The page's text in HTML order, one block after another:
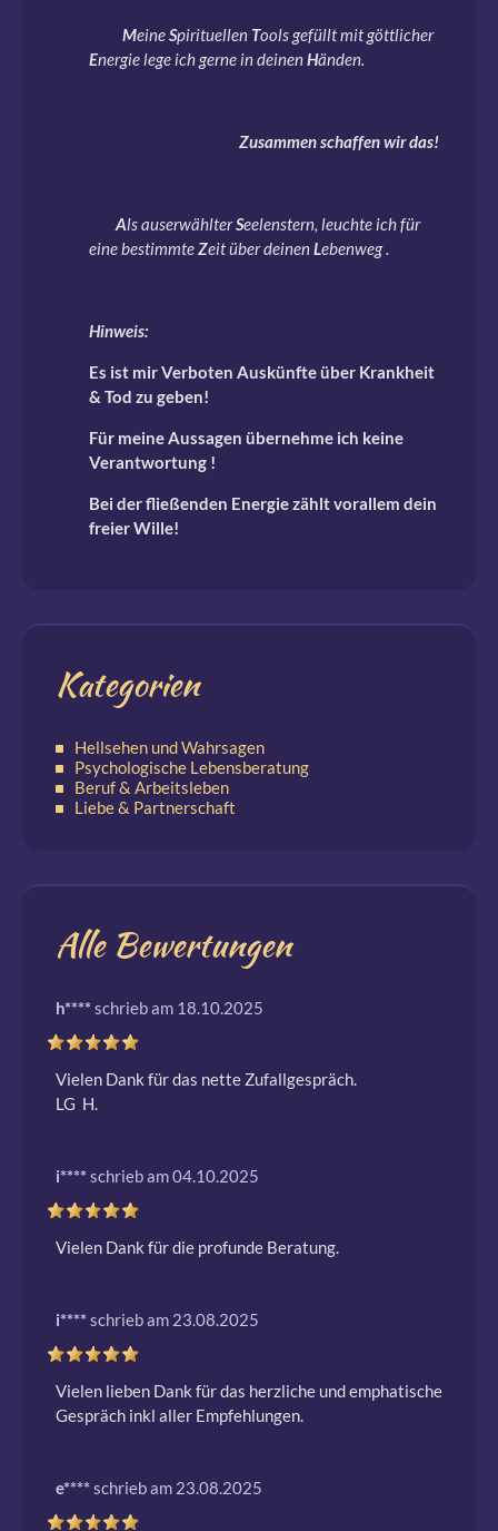
MeineSpirituellen Tools gefüllt mit göttlicher
Energie lege ich gerne in deinenHänden.
Zusammen schaffen wir das!
Als auserwählterSeelenstern, leuchte ich für
eine bestimmteZeit über deinenLebenweg .
Hinweis:
Es ist mir Verboten Auskünfte über Krankheit
& Tod zu geben!
Für meine Aussagen übernehme ich keine
Verantwortung !
Bei der fließenden Energie zählt vorallem dein
freier Wille!
Kategorien
Hellsehen und Wahrsagen
Psychologische Lebensberatung
Beruf & Arbeitsleben
Liebe & Partnerschaft
Alle Bewertungen
h****schrieb am 18.10.2025
Vielen Dank für das nette Zufallgespräch.
LG  H.
i****schrieb am 04.10.2025
Vielen Dank für die profunde Beratung.
i****schrieb am 23.08.2025
Vielen lieben Dank für das herzliche und emphatische
Gespräch inkl aller Empfehlungen.
e****schrieb am 23.08.2025